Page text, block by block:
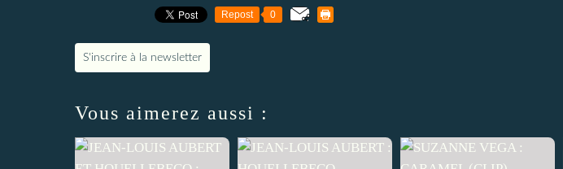
Repost 0
S'inscrire à la newsletter
Vous aimerez aussi :